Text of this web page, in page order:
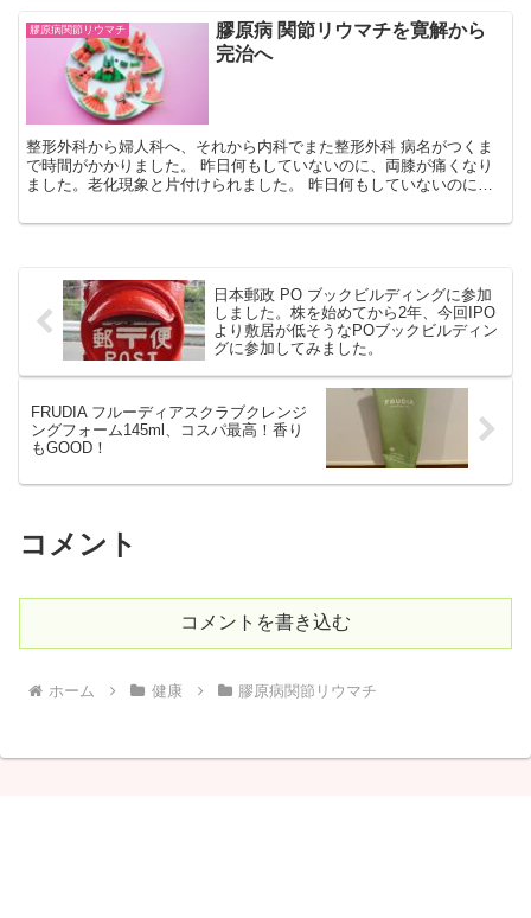
膠原病関節リウマチ
膠原病 関節リウマチを寛解から
完治へ
整形外科から婦人科へ、それから内科でまた整形外科 病名がつくま
で時間がかかりました。 昨日何もしていないのに、両膝が痛くなり
ました。老化現象と片付けられました。 昨日何もしていないのに、
日本郵政 PO ブックビルディングに参加
しました。株を始めてから2年、今回IPO
より敷居が低そうなPOブックビルディン
グに参加してみました。
FRUDIA フルーディアスクラブクレンジ
ングフォーム145ml、コスパ最高！香り
もGOOD！
コメント
コメントを書き込む
ホーム 健康 膠原病関節リウマチ